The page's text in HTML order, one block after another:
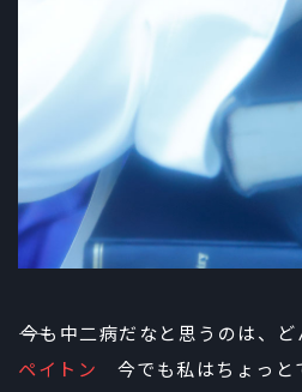
――今も中二病だなと思うのは、
ペイトン 今でも私はちょっと